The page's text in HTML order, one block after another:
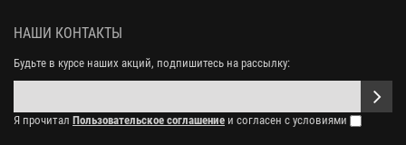
НАШИ КОНТАКТЫ
Будьте в курсе наших акций, подпишитесь на рассылку:
Я прочитал Пользовательское соглашение и согласен с условиями